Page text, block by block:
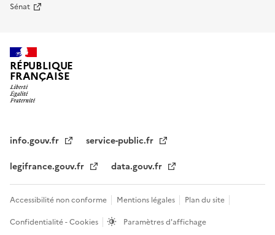
Sénat
RÉPUBLIQUE
FRANÇAISE
info.gouv.fr
service-public.fr
legifrance.gouv.fr
data.gouv.fr
Accessibilité non conforme Mentions légales
Plan du site
Confidentialité - Cookies
Paramètres d'affichage